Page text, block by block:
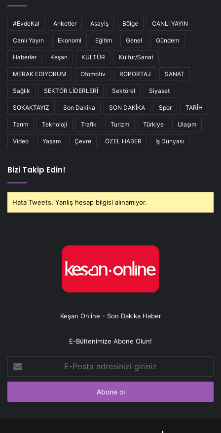
#EvdeKal Anketler Asayiş Bölge CANLI YAYIN
Canlı Yayın Ekonomi Eğitim Genel Gündem
Haberler Keşan KÜLTÜR Kültür/Sanat
MERAK EDİYORUM Otomotiv RÖPORTAJ SANAT
Sağlık SEKTÖR LİDERLERİ Sektörel Siyaset
SOKAKTAYIZ Son Dakika SON DAKİKA Spor TARİH
Tarım Teknoloji Trafik Turizm Türkiye Ulaşım
Video Yaşam Çevre ÖZEL HABER İş Dünyası
Bizi Takip Edin!
Hata Tweets, Yanlış hesap bilgisi alınamıyor.
Keşan Online - Son Dakika Haber
E-Bültenimize Abone Olun!
Posta
adresinizi